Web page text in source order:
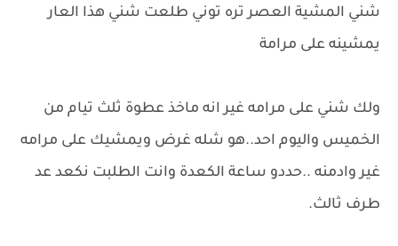
شني المشية العصر تره توني طلعت شني هذا العار
يمشينه على مرامة
ولك شني على مرامه غير انه ماخذ عطوة ثلث تيام من
الخميس واليوم احد..هو شله غرض ويمشيك على مرامه
غير وادمنه ..حددو ساعة الكعدة وانت الطلبت نكعد عد
طرف ثالث.